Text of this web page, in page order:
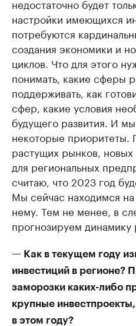
недостаточно будет
настройки имеющихся
потребуются
создания экономики и
циклов. Что для этого
понимать, какие сферы
поддерживать, как
сфер, какие условия
будущего развития. И
некоторые приоритеты.
растущих рынков,
для региональных
считаю, что 2023 год
Мы сейчас находимся на
нему. Тем не менее, в
прогнозируем динамику
— Как в текущем году
инвестиций в регионе?
заморозки каких-либо
крупные
в этом году?